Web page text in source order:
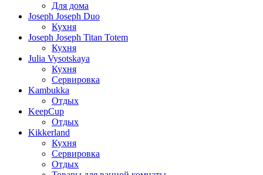
Для дома
Joseph Joseph Duo
Кухня
Joseph Joseph Titan Totem
Кухня
Julia Vysotskaya
Кухня
Сервировка
Kambukka
Отдых
KeepCup
Отдых
Kikkerland
Кухня
Сервировка
Отдых